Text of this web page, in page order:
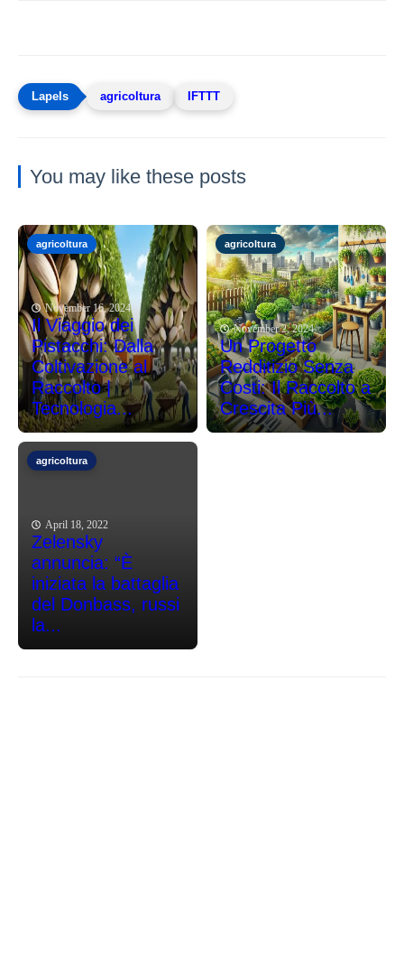
agricoltura IFTTT
You may like these posts
agricoltura
November 16, 2024
Il Viaggio dei
Pistacchi: Dalla
Coltivazione al
Raccolto |
Tecnologia...
agricoltura
November 2, 2024
Un Progetto
Redditizio Senza
Costi: Il Raccolto a
Crescita Più...
agricoltura
April 18, 2022
Zelensky
annuncia: “È
iniziata la battaglia
del Donbass, russi
la...